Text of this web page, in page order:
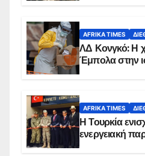
AFRIKA TIMES
ΛΔ Κονγκό: Η
Έμπολα στην
AFRIKA TIMES
Η Τουρκία
ενεργειακή